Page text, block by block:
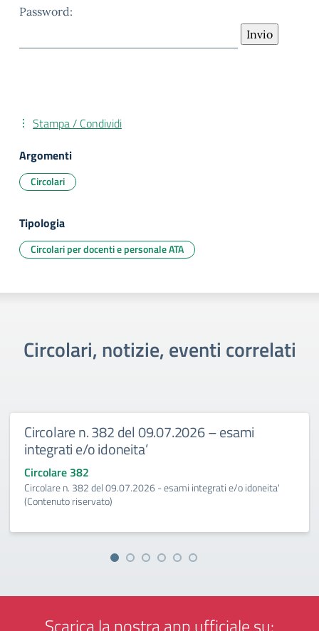
Password:
Stampa / Condividi
Argomenti
Circolari
Tipologia
Circolari per docenti e personale ATA
Circolari, notizie, eventi correlati
Circolare n. 382 del 09.07.2026 – esami
integrati e/o idoneita’
Circolare 382
Circolare n. 382 del 09.07.2026 - esami integrati e/o idoneita'
(Contenuto riservato)